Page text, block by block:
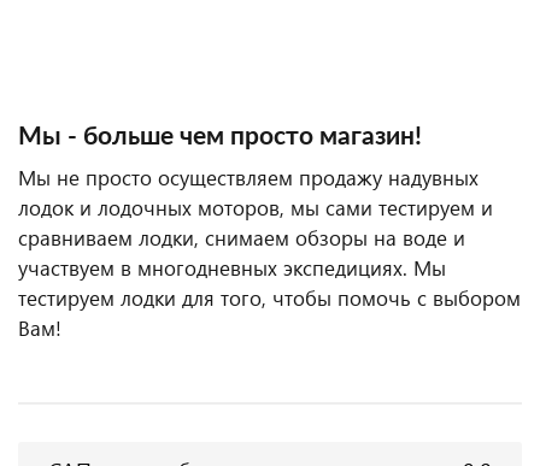
Мы - больше чем просто магазин!
Мы не просто осуществляем продажу надувных
лодок и лодочных моторов, мы сами тестируем и
сравниваем лодки, снимаем обзоры на воде и
участвуем в многодневных экспедициях. Мы
тестируем лодки для того, чтобы помочь с выбором
Вам!